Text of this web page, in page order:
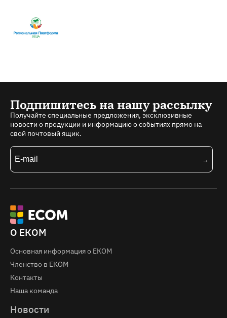
Подпишитесь на нашу рассылку
Получайте специальные предложения, эксклюзивные
новости о продукции и информацию о событиях прямо на
свой почтовый ящик.
О ЕКОМ
Основная информация о EКOM
Членство в ЕКОМ
Контакты
Наша команда
Новости